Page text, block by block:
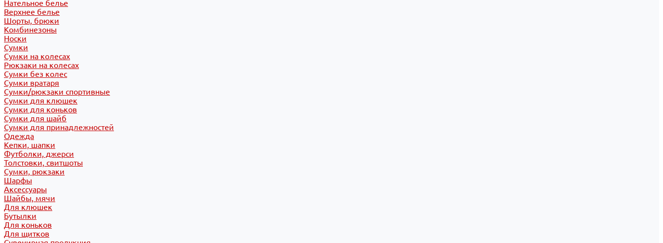
Нательное белье
Верхнее белье
Шорты, брюки
Комбинезоны
Носки
Сумки
Сумки на колесах
Рюкзаки на колесах
Сумки без колес
Сумки вратаря
Сумки/рюкзаки спортивные
Сумки для клюшек
Сумки для коньков
Сумки для шайб
Сумки для принадлежностей
Одежда
Кепки, шапки
Футболки, джерси
Толстовки, свитшоты
Сумки, рюкзаки
Шарфы
Аксессуары
Шайбы, мячи
Для клюшек
Бутылки
Для коньков
Для щитков